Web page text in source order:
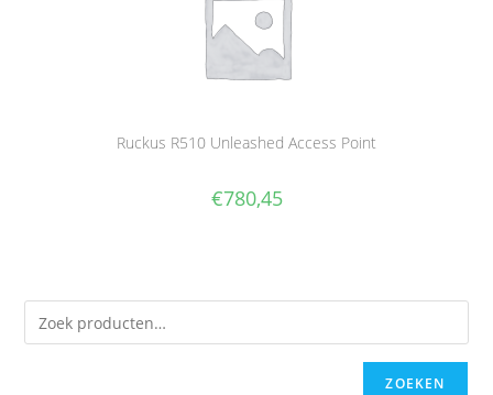
Ruckus R510 Unleashed Access Point
€780,45
ZOEKEN